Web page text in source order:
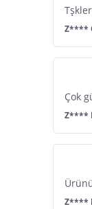
Z****
Çok
Z****
Z****